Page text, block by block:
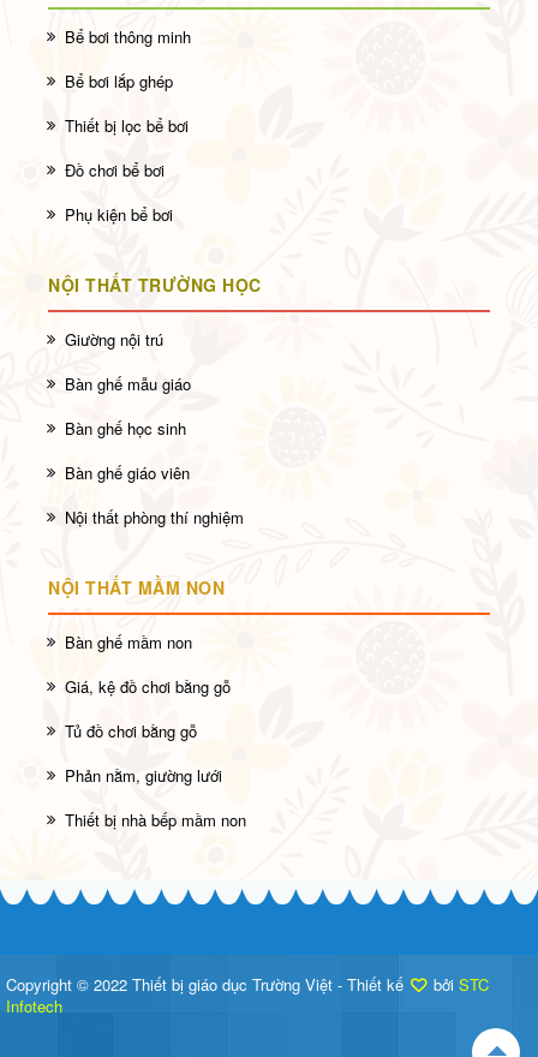
Bể bơi thông minh
Bể bơi lắp ghép
Thiết bị lọc bể bơi
Đồ chơi bể bơi
Phụ kiện bể bơi
NỘI THẤT TRƯỜNG HỌC
Giường nội trú
Bàn ghế mẫu giáo
Bàn ghế học sinh
Bàn ghế giáo viên
Nội thất phòng thí nghiệm
NỘI THẤT MẦM NON
Bàn ghế mầm non
Giá, kệ đồ chơi bằng gỗ
Tủ đồ chơi bằng gỗ
Phản nằm, giường lưới
Thiết bị nhà bếp mầm non
Copyright © 2022 Thiết bị giáo dục Trường Việt - Thiết kế bởi STC
Infotech